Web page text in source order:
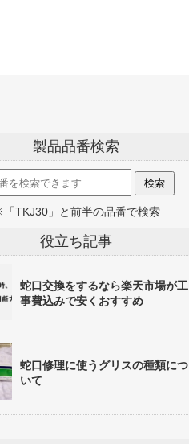
製品品番検索
TKJ30」と前半の品番で検索
役立ち記事
蛇口交換をするなら楽天市場が工
事費込みで安くおすすめ
蛇口修理に使うグリスの種類につ
いて